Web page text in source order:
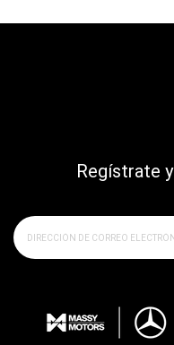
Regístrate